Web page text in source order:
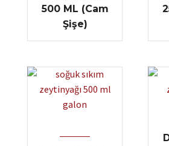
500 ML (Cam
Şişe)